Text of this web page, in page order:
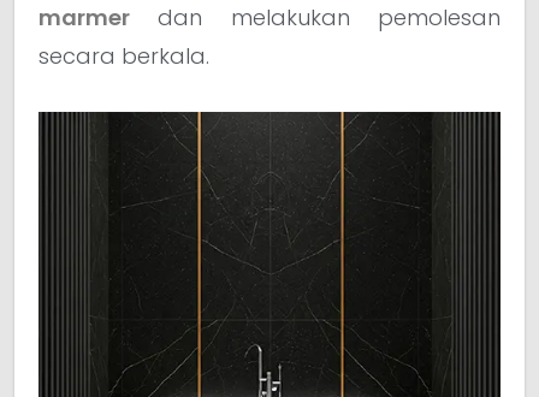
marmer dan melakukan pemolesan
secara berkala.